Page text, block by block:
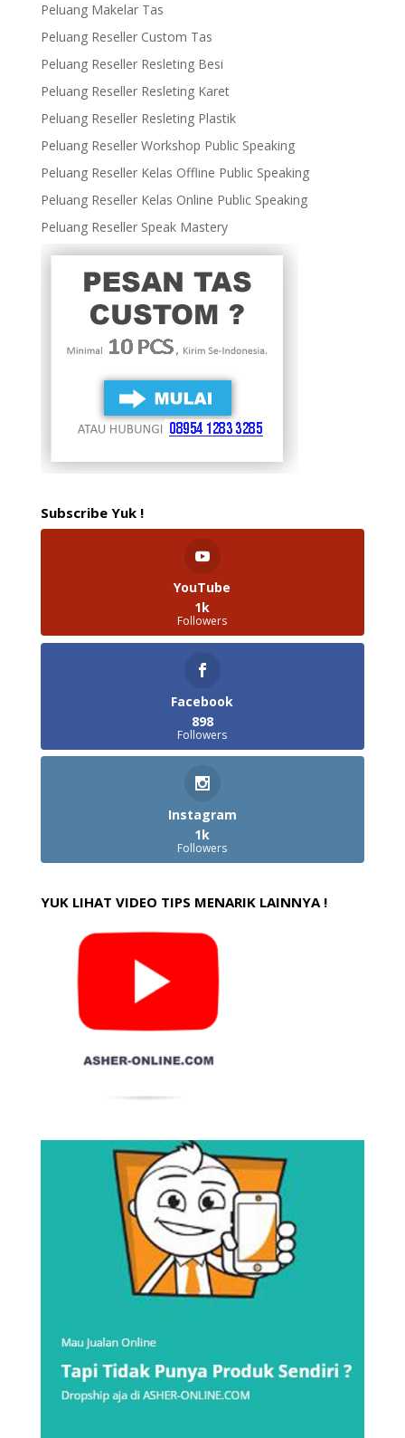
Peluang Makelar Tas
Peluang Reseller Custom Tas
Peluang Reseller Resleting Besi
Peluang Reseller Resleting Karet
Peluang Reseller Resleting Plastik
Peluang Reseller Workshop Public Speaking
Peluang Reseller Kelas Offline Public Speaking
Peluang Reseller Kelas Online Public Speaking
Peluang Reseller Speak Mastery
Subscribe Yuk !
YouTube
1k
Followers
Facebook
898
Followers
Instagram
1k
Followers
YUK LIHAT VIDEO TIPS MENARIK LAINNYA !